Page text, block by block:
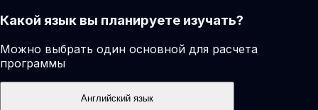
Какой язык вы планируете изучать?
Можно выбрать один основной для расчета
программы
Английский язык